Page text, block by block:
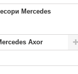
Mercedes
Axor